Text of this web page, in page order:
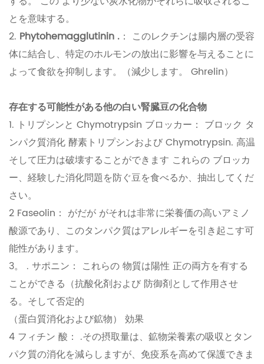
とを意味する。
2. Phytohemagglutinin . ： このレクチンは腸内層の受容
体に結合し、特定のホルモンの放出に影響を与えることに
よって食欲を抑制します。（減少します。 Ghrelin）
存在する可能性がある他の白い腎臓豆の化合物
1. トリプシンと Chymotrypsin ブロッカー： ブロック タ
ンパク質消化 酵素トリプシンおよび Chymotrypsin. 高温
そして圧力は破壊することができます これらの ブロッカ
ー、経験した消化問題を防ぐ豆を食べるか、抽出してくだ
さい。
2 Faseolin： がだが がそれは非常に栄養価の高いアミノ
酸源であり、このタンパク質はアレルギーを引き起こす可
能性があります。
3。 . サポニン： これらの 物質は陽性 正の両方を有する
ことができる（抗酸化剤および 防御剤として作用させ
る。そして否定的
（蛋白質消化および鉱物） 効果
4 フィチン 酸： .その摂取量は、鉱物栄養素の吸収とタン
パク質の消化を減らしますが、免疫系を高めて保護できま